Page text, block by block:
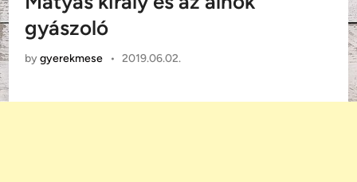
gyászoló
bygyerekmese • 2019.06.02.